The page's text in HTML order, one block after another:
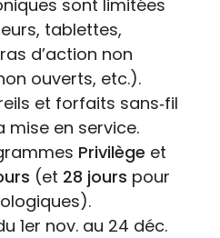
sont limitées
tablettes,
d’action non
ouverts, etc.).
et forfaits sans‑fil
mise en service.
Privilège et
(et 28 jours pour
1er nov. au 24 déc.